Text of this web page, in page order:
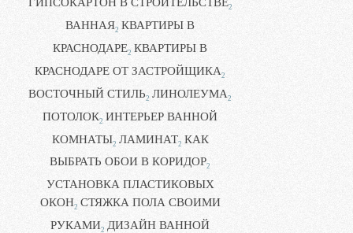
2
ВАННАЯ2 КВАРТИРЫ В
КРАСНОДАРЕ2 КВАРТИРЫ В
КРАСНОДАРЕ ОТ ЗАСТРОЙЩИКА2
ВОСТОЧНЫЙ СТИЛЬ2 ЛИНОЛЕУМА2
ПОТОЛОК2 ИНТЕРЬЕР ВАННОЙ
КОМНАТЫ2 ЛАМИНАТ2 КАК
ВЫБРАТЬ ОБОИ В КОРИДОР2
УСТАНОВКА ПЛАСТИКОВЫХ
ОКОН2 СТЯЖКА ПОЛА СВОИМИ
РУКАМИ2 ДИЗАЙН ВАННОЙ